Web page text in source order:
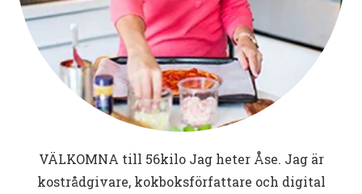
VÄLKOMNA till 56kiloJag heter Åse. Jag är
kostrådgivare, kokboksförfattare och digital